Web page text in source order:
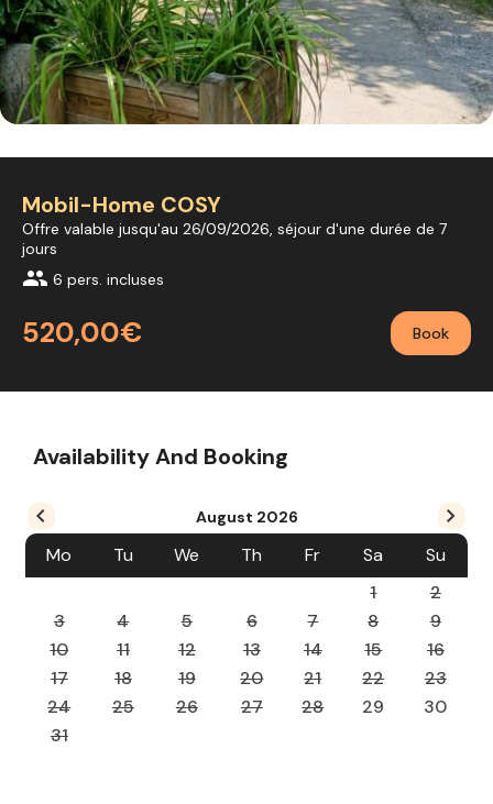
Mobil-Home COSY
Offre valable jusqu'au 26/09/2026, séjour d'une durée de 7
jours
group 6 pers. incluses
520,00€ Book
Availability And Booking
August 2026
Mo Tu We Th Fr Sa
Su
1
2
3
4 5 6 7 8
9
10
11 12 13 14 15
16
17
18 19 20 21 22
23
24
25 26 27 28 29
30
31